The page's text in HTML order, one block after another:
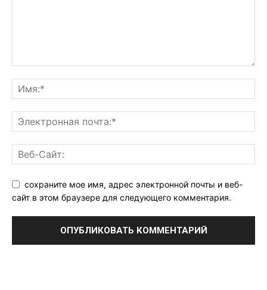
сохраните мое имя, адрес электронной почты и веб-
сайт в этом браузере для следующего комментария.